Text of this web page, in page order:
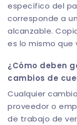
específico del
corresponde a
alcanzable.
es lo mismo que
¿Cómo deben
cambios de
Cualquier
proveedor o
de trabajo de